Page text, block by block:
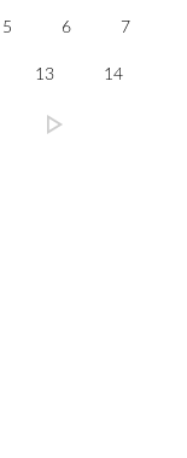
5 6 7
13 14